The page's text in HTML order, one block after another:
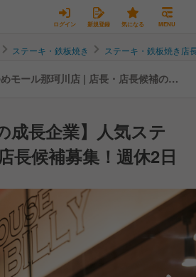
ログイン 新規登録 気になる MENU
ステーキ・鉄板焼き ステーキ・鉄板焼き店
モール那珂川店 | 店長・店長候補の転
成長企業】人気ステ
長候補募集！週休2日